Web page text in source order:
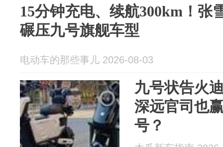
15分钟充电、续航300km！张
碾压九号旗舰车型
电动车的那些事儿 2026-08-03
九号状告火
深远官司也
号？